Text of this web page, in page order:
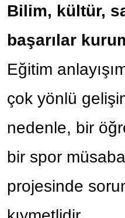
Bilim, kültür,
başarılar
Eğitim
çok yönlü
nedenle, bir
bir spor
projesinde